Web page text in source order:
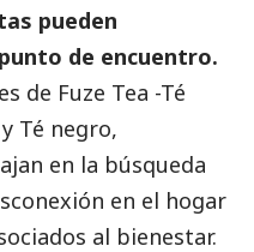
pueden
de encuentro.
de Fuze Tea -Té
Té negro,
en la búsqueda
en el hogar
al bienestar.